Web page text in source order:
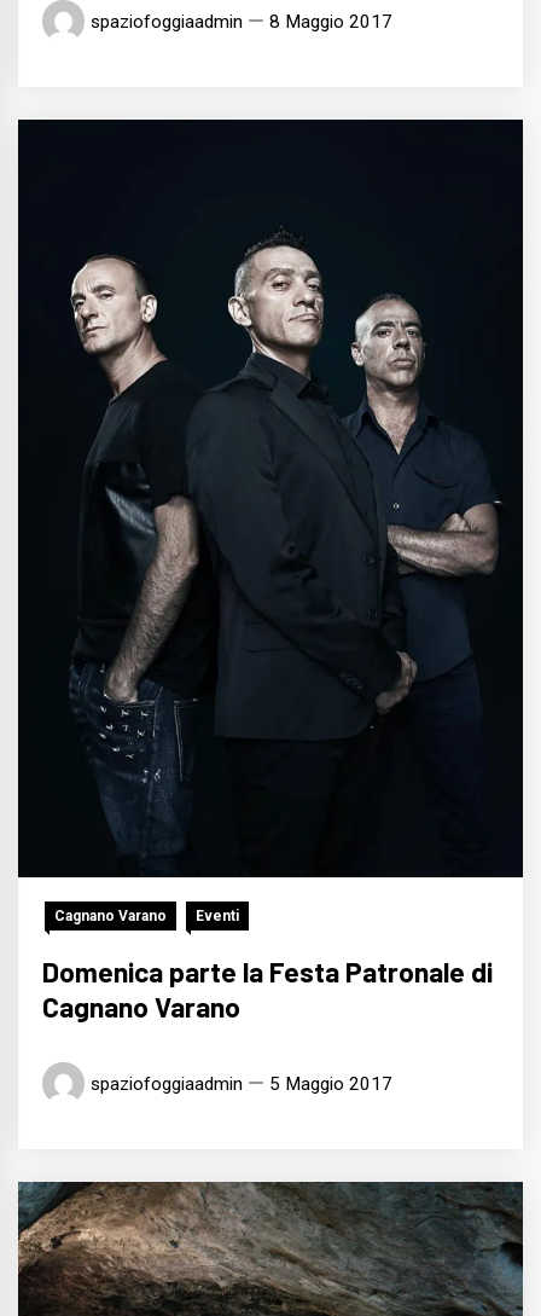
spaziofoggiaadmin 8 Maggio 2017
Cagnano Varano Eventi
Domenica parte la Festa Patronale di
Cagnano Varano
spaziofoggiaadmin 5 Maggio 2017